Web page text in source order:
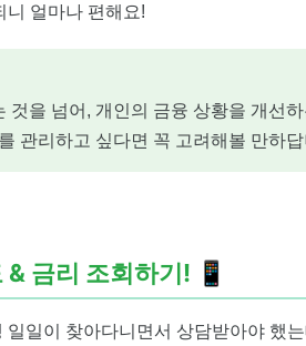
니 얼마나 편해요!
을 넘어, 개인의 금융 상황을 개선
관리하고 싶다면 꼭 고려해볼 만하
& 금리 조회하기! 📱
일이 찾아다니면서 상담받아야 했